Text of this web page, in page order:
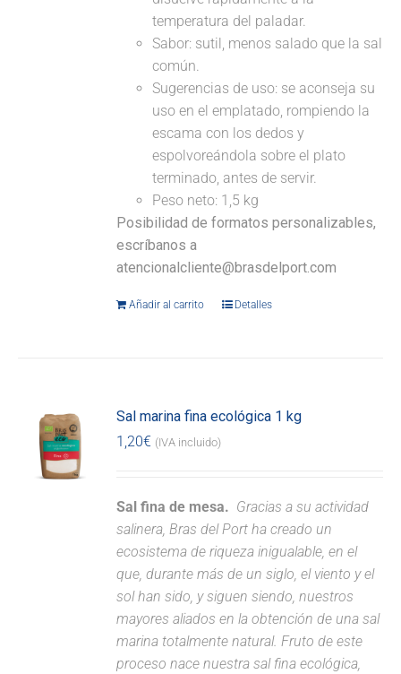
temperatura del paladar.
Sabor: sutil, menos salado que la sal
común.
Sugerencias de uso: se aconseja su
uso en el emplatado, rompiendo la
escama con los dedos y
espolvoreándola sobre el plato
terminado, antes de servir.
Peso neto: 1,5 kg
Posibilidad de formatos personalizables,
escríbanos a
atencionalcliente@brasdelport.com
Añadir al carrito Detalles
Sal marina fina ecológica 1 kg
1,20€ (IVA incluido)
Sal fina de mesa. Gracias a su actividad
salinera, Bras del Port ha creado un
ecosistema de riqueza inigualable, en el
que, durante más de un siglo, el viento y el
sol han sido, y siguen siendo, nuestros
mayores aliados en la obtención de una sal
marina totalmente natural. Fruto de este
proceso nace nuestra sal fina ecológica,